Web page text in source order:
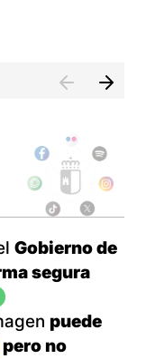
Gobierno de
segura
puede
pero no